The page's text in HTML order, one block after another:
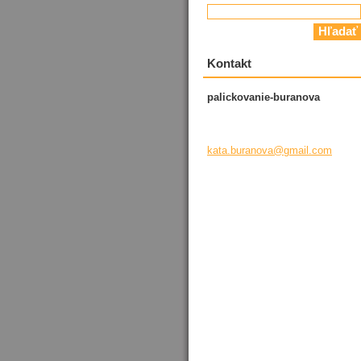
Kontakt
palickovanie-buranova
kata.buranova@gmail.com